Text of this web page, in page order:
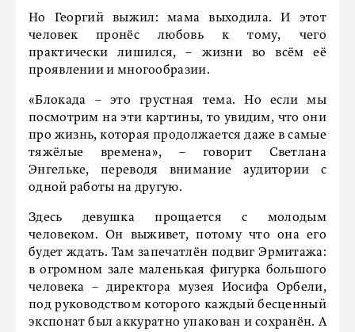
Но Георгий выжил: мама выходила. И этот
человек пронёс любовь к тому, чего
практически лишился, – жизни во всём её
проявлении и многообразии.
«Блокада – это грустная тема. Но если мы
посмотрим на эти картины, то увидим, что они
про жизнь, которая продолжается даже в самые
тяжёлые времена», – говорит Светлана
Энгельке, переводя внимание аудитории с
одной работы на другую.
Здесь девушка прощается с молодым
человеком. Он выживет, потому что она его
будет ждать. Там запечатлён подвиг Эрмитажа:
в огромном зале маленькая фигурка большого
человека – директора музея Иосифа Орбели,
под руководством которого каждый бесценный
экспонат был аккуратно упакован и сохранён. А